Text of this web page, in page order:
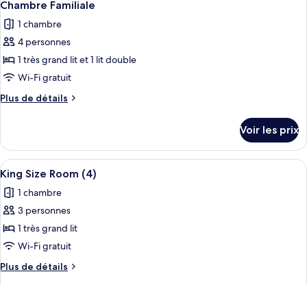
de
Chambre
Simple
toutes
les
photos
pour
ce
type
de
Chambre
Familiale
Chambre Familiale
1 chambre
4 personnes
1 très grand lit et 1 lit double
Wi-Fi gratuit
Plus de détails
Plus
le
type
de
chambre
Chambre
Familiale
Voir les prix
Afficher
toutes
les
photos
pour
ce
type
de
Bureau, fer et planche à repasser,
7
King Size Room (4)
1 chambre
3 personnes
1 très grand lit
Wi-Fi gratuit
Plus de détails
Plus